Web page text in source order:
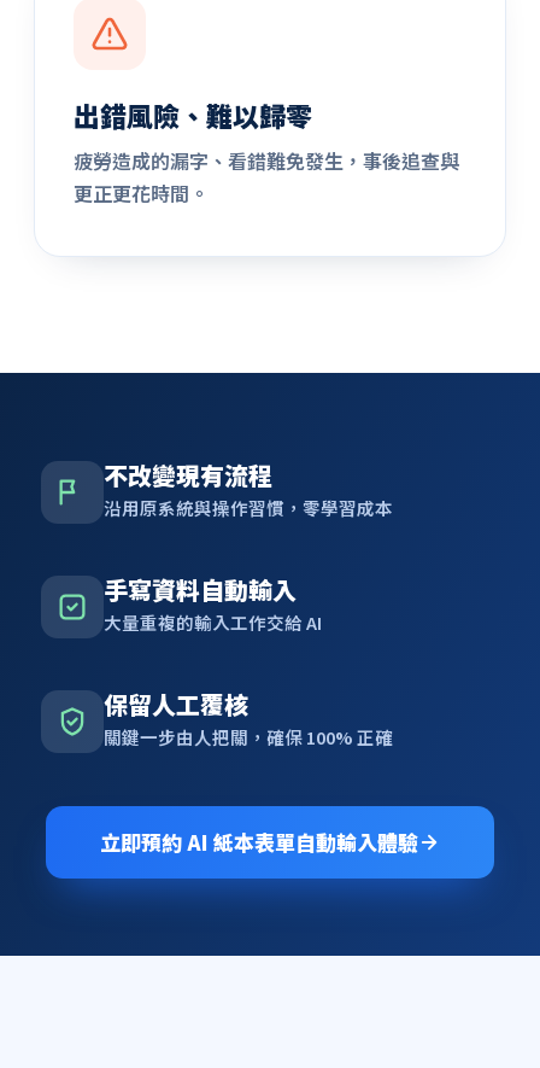
出錯風險、難以歸零
疲勞造成的漏字、看錯難免發生，事後追查與
更正更花時間。
不改變現有流程
沿用原系統與操作習慣，零學習成本
手寫資料自動輸入
大量重複的輸入工作交給 AI
保留人工覆核
關鍵一步由人把關，確保 100% 正確
立即預約 AI 紙本表單自動輸入體驗